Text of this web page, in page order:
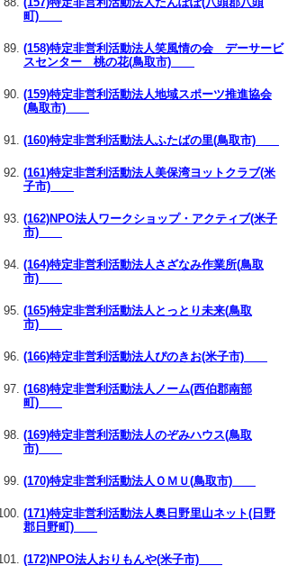
町)
(158)特定非営利活動法人笑風情の会 デーサービ
スセンター 桃の花(鳥取市)
(159)特定非営利活動法人地域スポーツ推進協会
(鳥取市)
(160)特定非営利活動法人ふたばの里(鳥取市)
(161)特定非営利活動法人美保湾ヨットクラブ(米
子市)
(162)NPO法人ワークショップ・アクティブ(米子
市)
(164)特定非営利活動法人さざなみ作業所(鳥取
市)
(165)特定非営利活動法人とっとり未来(鳥取
市)
(166)特定非営利活動法人ぴのきお(米子市)
(168)特定非営利活動法人ノーム(西伯郡南部
町)
(169)特定非営利活動法人のぞみハウス(鳥取
市)
(170)特定非営利活動法人ＯＭＵ(鳥取市)
(171)特定非営利活動法人奥日野里山ネット(日野
郡日野町)
(172)NPO法人おりもんや(米子市)